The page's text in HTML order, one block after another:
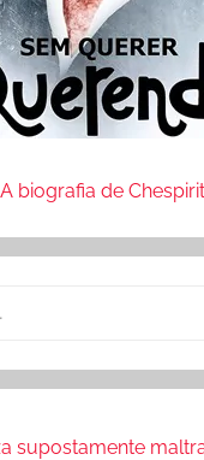
A biografia de
supostamente